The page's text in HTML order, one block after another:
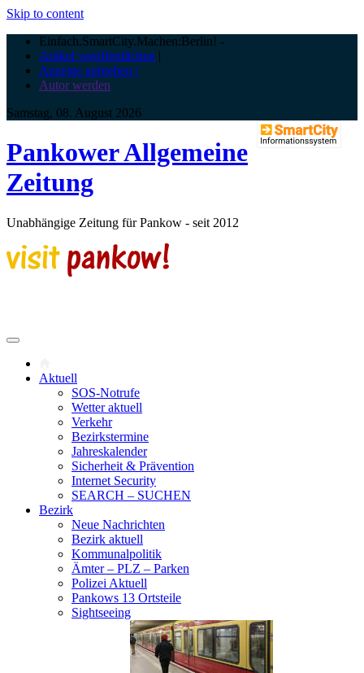
Skip to content
Einfach.SmartCity.Machen:Berlin! -
Artikel veröffentlichen |
Anzeige aufgeben |
Autor werden
Samstag, 08. August 2026
Pankower Allgemeine
Zeitung
Unabhängige Zeitung für Pankow - seit 2012
Aktuell
SOS-Notrufe
Wetter aktuell
Verkehr
Bezirkstermine
Jahreskalender
Sicherheit & Prävention
Internet Security
SEARCH – SUCHEN
Bezirk
Neue Nachrichten
Bezirk aktuell
Kommunalpolitik
Ämter – PLZ – Parken
Polizei Aktuell
Pankows 13 Ortsteile
Sightseeing